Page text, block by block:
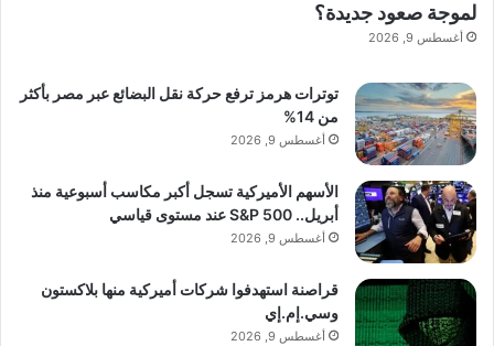
لموجة صعود جديدة؟
أغسطس 9, 2026
توترات هرمز ترفع حركة نقل البضائع عبر مصر بأكثر
من 14%
أغسطس 9, 2026
الأسهم الأميركية تسجل أكبر مكاسب أسبوعية منذ
أبريل.. S&P 500 عند مستوى قياسي
أغسطس 9, 2026
قراصنة استهدفوا شركات أميركية منها بلاكستون
وسي.إم.إي
أغسطس 9, 2026